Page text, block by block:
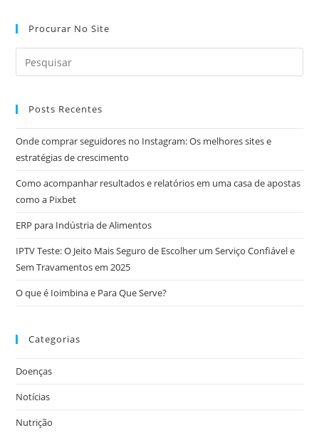
Procurar No Site
Posts Recentes
Onde comprar seguidores no Instagram: Os melhores sites e
estratégias de crescimento
Como acompanhar resultados e relatórios em uma casa de apostas
como a Pixbet
ERP para Indústria de Alimentos
IPTV Teste: O Jeito Mais Seguro de Escolher um Serviço Confiável e
Sem Travamentos em 2025
O que é Ioimbina e Para Que Serve?
Categorias
Doenças
Notícias
Nutrição